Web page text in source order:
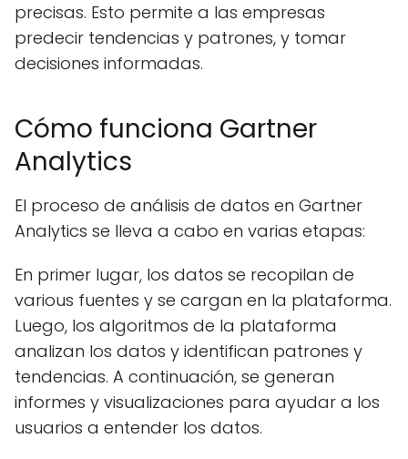
precisas. Esto permite a las empresas
predecir tendencias y patrones, y tomar
decisiones informadas.
Cómo funciona Gartner
Analytics
El proceso de análisis de datos en Gartner
Analytics se lleva a cabo en varias etapas:
En primer lugar, los datos se recopilan de
various fuentes y se cargan en la plataforma.
Luego, los algoritmos de la plataforma
analizan los datos y identifican patrones y
tendencias. A continuación, se generan
informes y visualizaciones para ayudar a los
usuarios a entender los datos.